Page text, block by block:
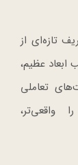
تازه‌ای از
ابعاد عظیم،
تعاملی
واقعی‌تر،